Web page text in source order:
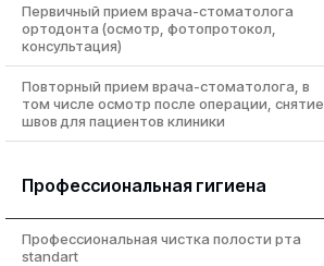
Первичный прием врача-стоматолога
ортодонта (осмотр, фотопротокол,
консультация)
Повторный прием врача-стоматолога, в
том числе осмотр после операции, снятие
швов для пациентов клиники
Профессиональная гигиена
Профессиональная чистка полости рта
standart